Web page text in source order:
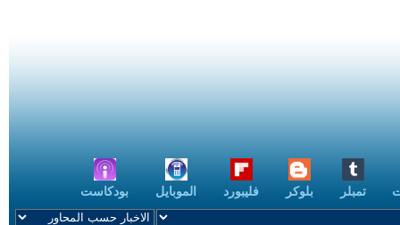
تمبلر بلوكر فليبورد الموبايل بودكاست